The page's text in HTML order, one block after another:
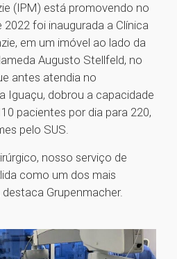
(IPM) está promovendo no
2022 foi inaugurada a Clínica
em um imóvel ao lado da
Augusto Stellfeld, no
antes atendia no
Iguaçu, dobrou a capacidade
pacientes por dia para 220,
pelo SUS.
nosso serviço de
como um dos mais
Grupenmacher.